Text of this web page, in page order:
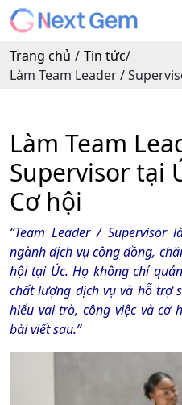
Trang chủ / Tin tức/
Làm Team Leader /
Làm Team
Supervisor tại
Cơ hội
“Team Leader /
ngành dịch vụ cộng đồng,
hội tại Úc. Họ không chỉ
chất lượng dịch vụ và hỗ trợ
hiểu vai trò, công việc và cơ
bài viết sau.”